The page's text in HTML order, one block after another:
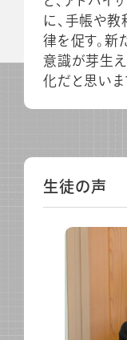
に、手帳や
律を促す。新
意識が芽生
化だと思いま
生徒の声